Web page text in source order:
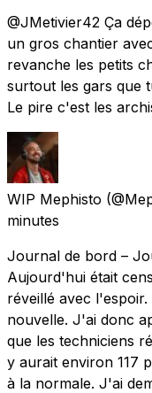
@JMetivier42 Ça
un gros chantier
revanche les petits
surtout les gars que
Le pire c'est les
WIP Mephisto
minutes
Journal de bord –
Aujourd'hui était
réveillé avec
nouvelle. J'ai donc
que les techniciens
y aurait environ 117
à la normale. J'ai